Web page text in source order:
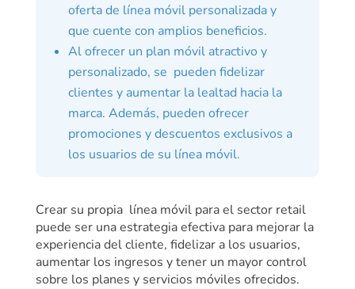
oferta de línea móvil personalizada y
que cuente con amplios beneficios.
Al ofrecer un plan móvil atractivo y
personalizado, se pueden fidelizar
clientes y aumentar la lealtad hacia la
marca. Además, pueden ofrecer
promociones y descuentos exclusivos a
los usuarios de su línea móvil.
Crear su propia línea móvil para el sector retail
puede ser una estrategia efectiva para mejorar la
experiencia del cliente, fidelizar a los usuarios,
aumentar los ingresos y tener un mayor control
sobre los planes y servicios móviles ofrecidos.